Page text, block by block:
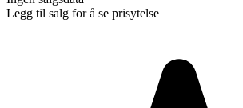
Legg til salg for å se prisytelse